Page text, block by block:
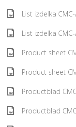
List izdelka CMC-
List izdelka CMC-
Product sheet
Product sheet
Productblad
Productblad